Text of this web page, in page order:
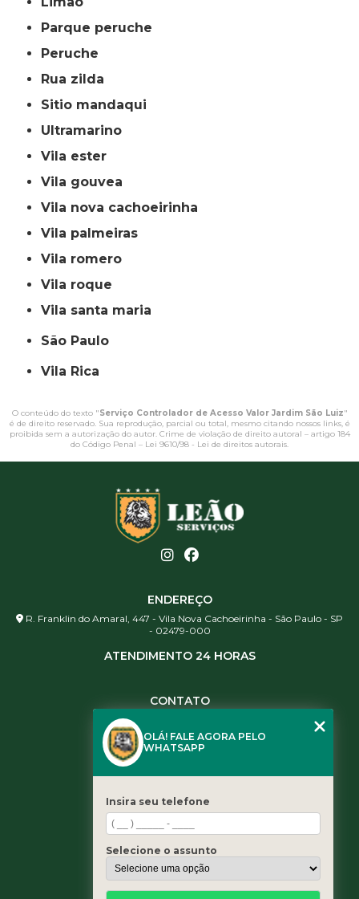
parque peruche
peruche
rua zilda
sitio mandaqui
ultramarino
vila ester
vila gouvea
vila nova cachoeirinha
vila palmeiras
vila romero
vila roque
vila santa maria
São Paulo
Vila Rica
O conteúdo do texto "Serviço Controlador de Acesso Valor Jardim São Luiz"
é de direito reservado. Sua reprodução, parcial ou total, mesmo citando nossos links, é
proibida sem a autorização do autor. Crime de violação de direito autoral – artigo 184
do Código Penal – Lei 9610/98 - Lei de direitos autorais.
ENDEREÇO
R. Franklin do Amaral, 447 - Vila Nova Cachoeirinha - São Paulo - SP
- 02479-000
ATENDIMENTO 24 HORAS
CONTATO
(11) 3461-5871
contato@leaoservicos.com.br
Home
Quem somos
Serviços
OLÁ! FALE AGORA PELO
WHATSAPP
Insira seu telefone
Selecione o assunto